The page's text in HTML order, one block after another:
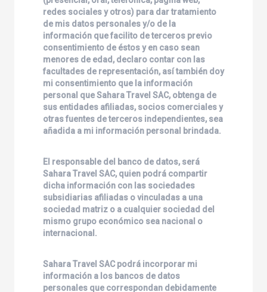
redes sociales y otros) para dar tratamiento
de mis datos personales y/o de la
información que facilito de terceros previo
consentimiento de éstos y en caso sean
menores de edad, declaro contar con las
facultades de representación, así también doy
mi consentimiento que la información
personal queSahara Travel SAC, obtenga de
sus entidades afiliadas, socios comerciales y
otras fuentes de terceros independientes, sea
añadida a mi información personal brindada.
El responsable del banco de datos, será
Sahara Travel SAC, quien podrá compartir
dicha información con las sociedades
subsidiarias afiliadas o vinculadas a una
sociedad matriz o a cualquier sociedad del
mismo grupo económico sea nacional o
internacional.
Sahara Travel SACpodrá incorporar mi
información a los bancos de datos
personales que correspondan debidamente